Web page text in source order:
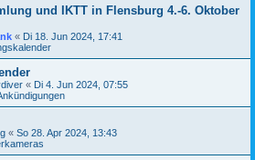
und IKTT in Flensburg 4.-6. Oktober
« Di 18. Jun 2024, 17:41
« Di 4. Jun 2024, 07:55
« So 28. Apr 2024, 13:43